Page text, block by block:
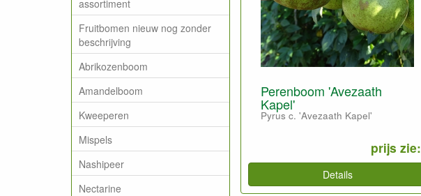
assortiment
Fruitbomen nieuw nog zonder
beschrijving
Abrikozenboom
Amandelboom
Kweeperen
Mispels
Nashipeer
Nectarine
Perenboom 'Avezaath
Kapel'
Pyrus c. 'Avezaath Kapel'
prijs zie:
Details